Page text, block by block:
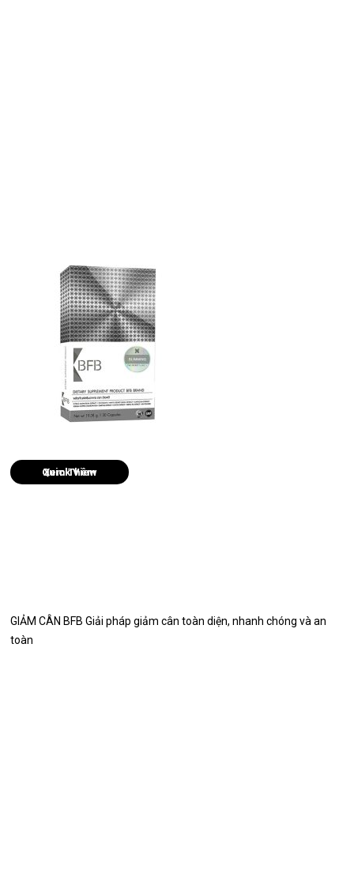
Quick View
GIẢM CÂN BFB Giải pháp giảm cân toàn diện, nhanh chóng và an
toàn